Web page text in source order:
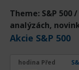
Theme: S&P 500
analýzách,
Akcie S&P 500
hodina Před